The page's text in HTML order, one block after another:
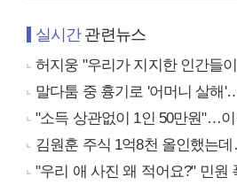
실시간관련뉴스
허지웅 "우리가 지지한 인간들이
말다툼 중 흉기로 '어머니 살해
"소득 상관없이 1인 50만원"…
김원훈 주식 1억8천 올인했는
"우리 애 사진 왜 적어요?" 민